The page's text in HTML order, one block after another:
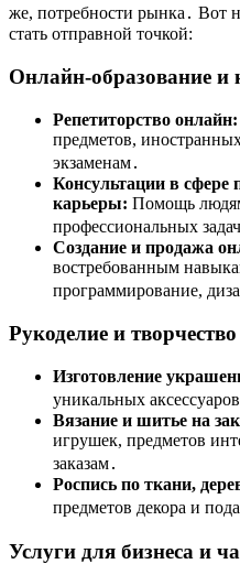
же, потребности рынка․ Вот
стать отправной точкой:
Онлайн-образование и
Репетиторство онлайн:
предметов,
экзаменам․
Консультации в сфере
карьеры: Помощь
профессиональных
Создание и продажа
востребованным
программирование,
Рукоделие и творчество
Изготовление
уникальных
Вязание и шитье на
игрушек, предметов
заказам․
Роспись по ткани,
предметов декора и
Услуги для бизнеса и